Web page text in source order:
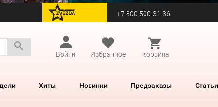
перейти на Zvezda +7 800 500-31-36
Войти Избранное Корзина
Хиты Новинки Предзаказы Статьи